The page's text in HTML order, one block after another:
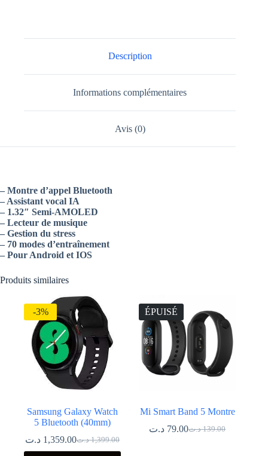
Description
Informations complémentaires
Avis (0)
– Montre d’appel Bluetooth
– Assistant vocal IA
– 1.32″ Semi-AMOLED
– Lecteur de musique
– Gestion du stress
– 70 modes d’entraînement
– Pour Android et IOS
Produits similaires
-3%
Samsung Galaxy Watch
5 Bluetooth (40mm)
1,399.00 د.تLe
1,359.00 د.ت
Le
ÉPUISÉ
Mi Smart Band 5 Montre
139.00 د.ت
Le
79.00 د.ت
Le